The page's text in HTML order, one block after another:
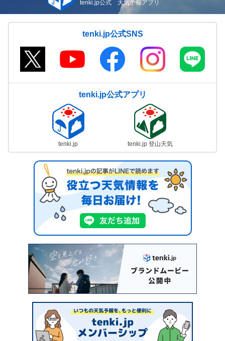
tenki.jp公式 天気予報アプリ
tenki.jp公式SNS
tenki.jp公式アプリ
tenki.jp tenki.jp 登山天気